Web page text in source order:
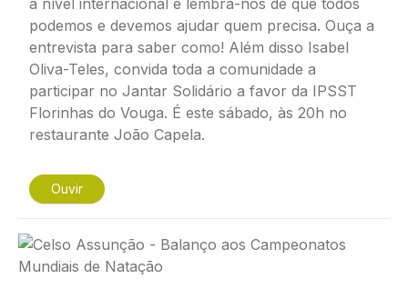
podemos e devemos ajudar quem precisa. Ouça a
entrevista para saber como! Além disso Isabel
Oliva-Teles, convida toda a comunidade a
participar no Jantar Solidário a favor da IPSST
Florinhas do Vouga. É este sábado, às 20h no
restaurante João Capela.
Ouvir
Imagem